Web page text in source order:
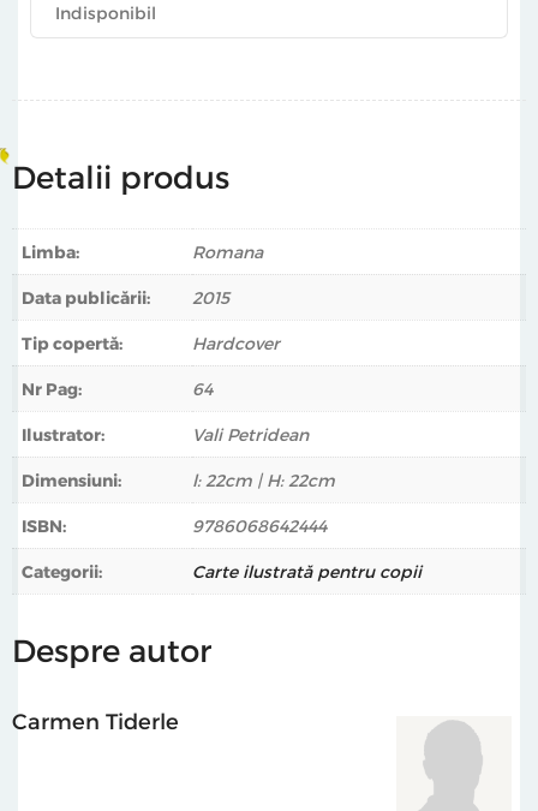
fericirii în loc să-nvețe tabla înmulțirii, iar ursul e mâncat
Indisponibil
Detalii produs
Limba: Romana
Data publicării: 2015
Tip copertă: Hardcover
Nr Pag: 64
Ilustrator: Vali Petridean
Dimensiuni: l: 22cm | H: 22cm
ISBN: 9786068642444
Categorii: Carte ilustrată pentru copii
Despre autor
Carmen Tiderle